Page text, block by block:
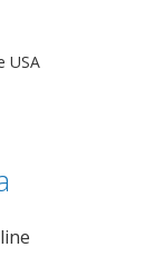
USA